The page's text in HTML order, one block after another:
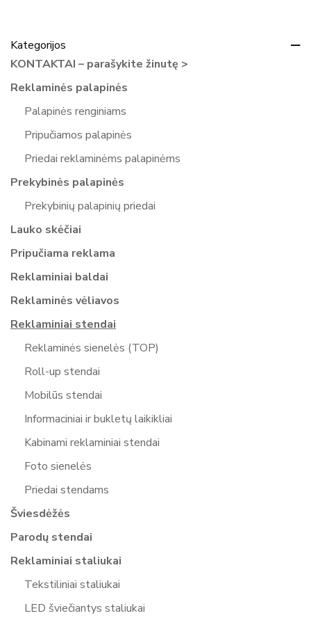
Kategorijos
KONTAKTAI – parašykite žinutę >
Reklaminės palapinės
Palapinės renginiams
Pripučiamos palapinės
Priedai reklaminėms palapinėms
Prekybinės palapinės
Prekybinių palapinių priedai
Lauko skėčiai
Pripučiama reklama
Reklaminiai baldai
Reklaminės vėliavos
Reklaminiai stendai
Reklaminės sienelės (TOP)
Roll-up stendai
Mobilūs stendai
Informaciniai ir bukletų laikikliai
Kabinami reklaminiai stendai
Foto sienelės
Priedai stendams
Šviesdėžės
Parodų stendai
Reklaminiai staliukai
Tekstiliniai staliukai
LED šviečiantys staliukai